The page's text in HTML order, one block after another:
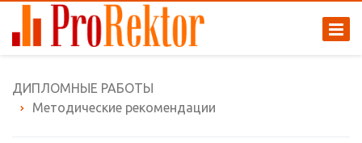
ДИПЛОМНЫЕ РАБОТЫ
Методические рекомендации